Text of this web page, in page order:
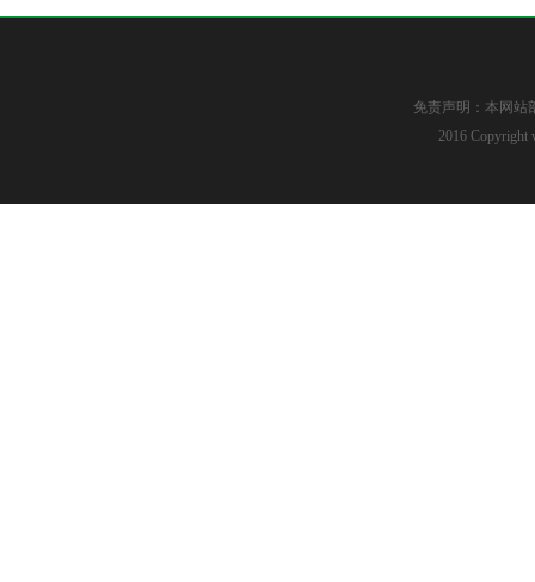
免责声明：本网站
2016